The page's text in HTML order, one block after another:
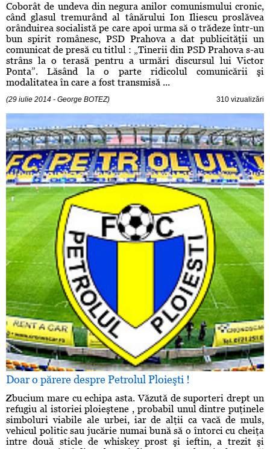
Coborât de undeva din negura anilor comunismului cronic,
când glasul tremurând al tânărului Ion Iliescu proslăvea
orânduirea socialistă pe care apoi urma să o trădeze într-un
bun spirit românesc, PSD Prahova a dat publicităţii un
comunicat de presă cu titlul : „Tinerii din PSD Prahova s-au
strâns la o terasă pentru a urmări discursul lui Victor
Ponta”. Lăsând la o parte ridicolul comunicării şi
modalitatea în care a fost transmisă ...
(29 iulie 2014 - George BOTEZ) 310 vizualizări
Doar o părere despre Petrolul Ploieşti !
Zbucium mare cu echipa asta. Văzută de suporteri drept un
refugiu al istoriei ploieştene , probabil unul dintre puţinele
simboluri viabile ale urbei, iar de alţii ca vacă de muls,
vehicul politic sau jucărie numai bună să o întorci cu cheiţa
intre două sticle de whiskey prost şi ieftin, a trezit şi